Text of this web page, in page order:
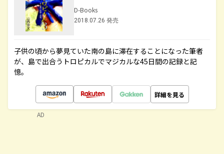
D-Books
2018.07.26 発売
子供の頃から夢見ていた南の島に滞在することになった筆者
が、島で出合うトロピカルでマジカルな45日間の記録と記
憶。
詳細を見る
AD